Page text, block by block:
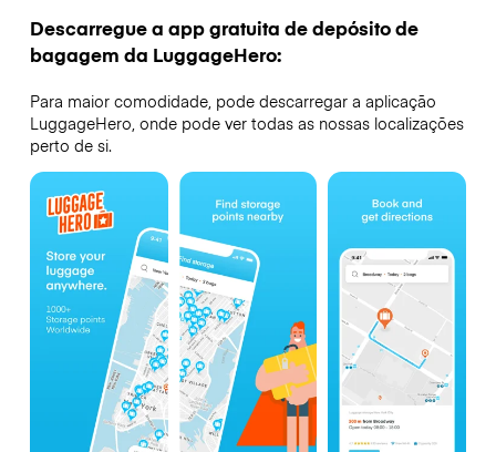
Descarregue a app gratuita de depósito de
bagagem da LuggageHero:
Para maior comodidade, pode descarregar a aplicação
LuggageHero, onde pode ver todas as nossas localizações
perto de si.